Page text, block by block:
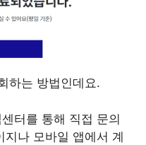
하는 방법인데요.
터를 통해 직접 문의
나 모바일 앱에서 계